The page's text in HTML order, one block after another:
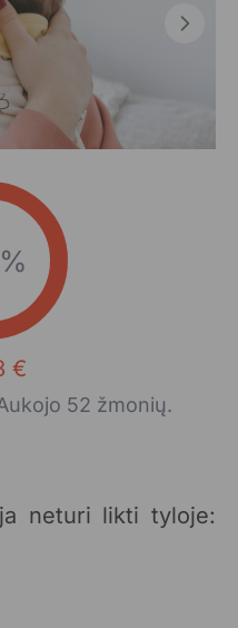
€
52 žmonių.
neturi likti tyloje: